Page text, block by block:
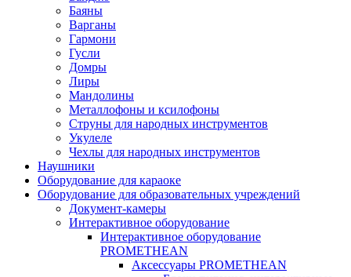
Баяны
Варганы
Гармони
Гусли
Домры
Лиры
Мандолины
Металлофоны и ксилофоны
Струны для народных инструментов
Укулеле
Чехлы для народных инструментов
Наушники
Оборудование для караоке
Оборудование для образовательных учреждений
Документ-камеры
Интерактивное оборудование
Интерактивное оборудование
PROMETHEAN
Аксессуары PROMETHEAN